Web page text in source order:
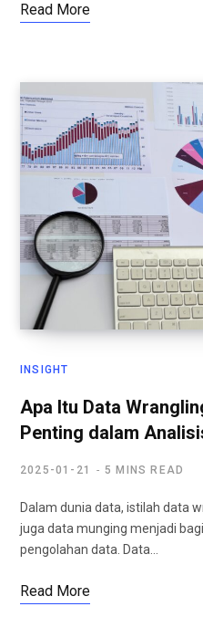
Read More
INSIGHT
Apa Itu Data
Penting dalam
2025-01-21 5 MINS READ
Dalam dunia data, istilah data
juga data munging menjadi
pengolahan data. Data…
Read More